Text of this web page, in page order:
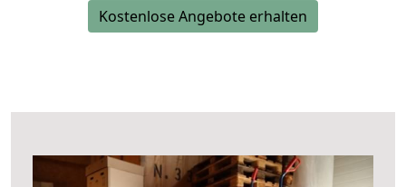
Kostenlose Angebote erhalten